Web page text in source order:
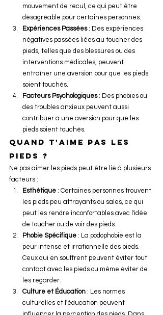
mouvement de recul, ce qui peut être
désagréable pour certaines personnes.
Expériences Passées : Des expériences
négatives passées liées au toucher des
pieds, telles que des blessures ou des
interventions médicales, peuvent
entraîner une aversion pour que les pieds
soient touchés.
Facteurs Psychologiques : Des phobies ou
des troubles anxieux peuvent aussi
contribuer à une aversion pour que les
pieds soient touchés.
Quand t'aime pas les
pieds ?
Ne pas aimer les pieds peut être lié à plusieurs
facteurs :
Esthétique : Certaines personnes trouvent
les pieds peu attrayants ou sales, ce qui
peut les rendre inconfortables avec l'idée
de toucher ou de voir des pieds.
Phobie Spécifique : La podophobie est la
peur intense et irrationnelle des pieds.
Ceux qui en souffrent peuvent éviter tout
contact avec les pieds ou même éviter de
les regarder.
Culture et Éducation : Les normes
culturelles et l'éducation peuvent